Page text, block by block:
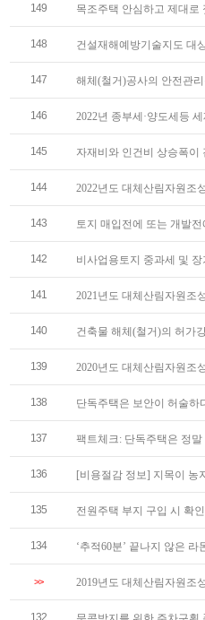
149 목조주택 안심하고 제대로
148 건설재해예방기술지도 대
147 해체(철거)공사의 안전관
146 2022년 종부세·양도세등
145 자재비와 인건비 상승폭이
144 2022년도 대체산림자원조
143 토지 매입전에 또는 개발
142 비사업용토지 중과세 및
141 2021년도 대체산림자원조
140 건축물 해체(철거)의 허가
139 2020년도 대체산림자원조
138 단독주택은 보안이 허술하
137 팩트체크: 단독주택은 정말
136 [비용절감 정보] 지목이 농
135 전원주택 부지 구입 시 확
134 ‘추적60분’ 끝나지 않은
>> 2019년도 대체산림자원조
132